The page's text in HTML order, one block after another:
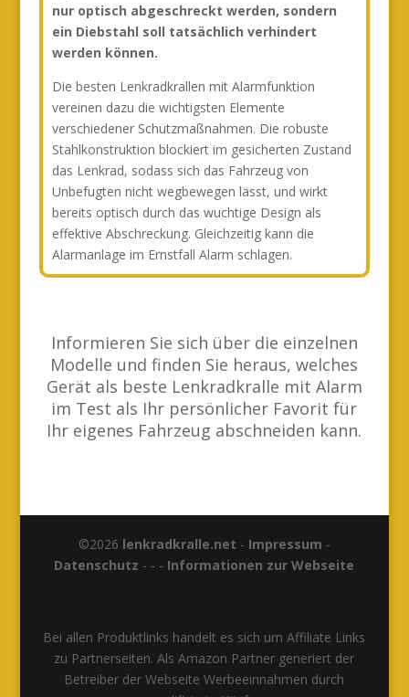
nur optisch abgeschreckt werden, sondern
ein Diebstahl soll tatsächlich verhindert
werden können.
Die besten Lenkradkrallen mit Alarmfunktion
vereinen dazu die wichtigsten Elemente
verschiedener Schutzmaßnahmen. Die robuste
Stahlkonstruktion blockiert im gesicherten Zustand
das Lenkrad, sodass sich das Fahrzeug von
Unbefugten nicht wegbewegen lässt, und wirkt
bereits optisch durch das wuchtige Design als
effektive Abschreckung. Gleichzeitig kann die
Alarmanlage im Ernstfall Alarm schlagen.
Informieren Sie sich über die einzelnen
Modelle und finden Sie heraus, welches
Gerät als beste Lenkradkralle mit Alarm
im Test als Ihr persönlicher Favorit für
Ihr eigenes Fahrzeug abschneiden kann.
©2026 lenkradkralle.net - Impressum -
Datenschutz - - - Informationen zur Webseite
Bei allen Produktlinks handelt es sich um Affiliate Links
zu Partnerseiten. Als Amazon Partner generiert der
Betreiber der Webseite Werbeeinnahmen durch